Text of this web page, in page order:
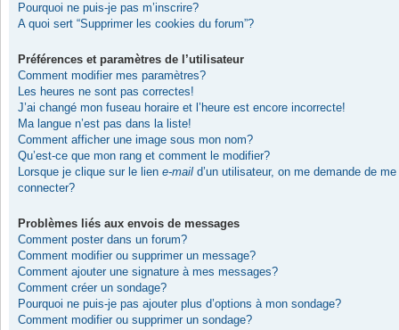
Pourquoi ne puis-je pas m’inscrire?
A quoi sert “Supprimer les cookies du forum”?
Préférences et paramètres de l’utilisateur
Comment modifier mes paramètres?
Les heures ne sont pas correctes!
J’ai changé mon fuseau horaire et l’heure est encore incorrecte!
Ma langue n’est pas dans la liste!
Comment afficher une image sous mon nom?
Qu’est-ce que mon rang et comment le modifier?
Lorsque je clique sur le lien e-mail d’un utilisateur, on me demande de me
connecter?
Problèmes liés aux envois de messages
Comment poster dans un forum?
Comment modifier ou supprimer un message?
Comment ajouter une signature à mes messages?
Comment créer un sondage?
Pourquoi ne puis-je pas ajouter plus d’options à mon sondage?
Comment modifier ou supprimer un sondage?